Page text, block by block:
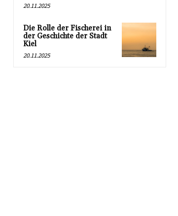
20.11.2025
Die Rolle der Fischerei in
der Geschichte der Stadt
Kiel
20.11.2025